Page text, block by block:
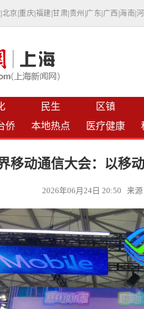
北京 |重庆 福建 |甘肃 贵州 广东 广西 海南
民生 区镇
侨 本地热点 医疗健康
移动通信大会：以移
2026年06月24日 20:50 来